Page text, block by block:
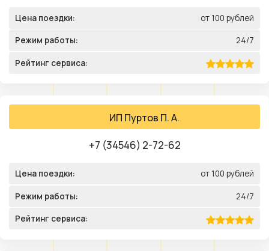
Цена поездки: от 100 рублей
Режим работы: 24/7
Рейтинг сервиса:
ИП Пуртов П. А.
+7 (34546) 2-72-62
Цена поездки: от 100 рублей
Режим работы: 24/7
Рейтинг сервиса: